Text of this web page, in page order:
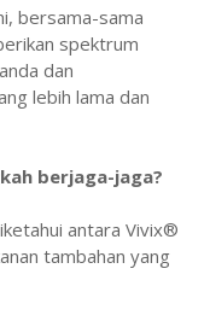
bersama-sama
spektrum
dan
lebih lama dan
berjaga-jaga?
antara Vivix®
tambahan yang